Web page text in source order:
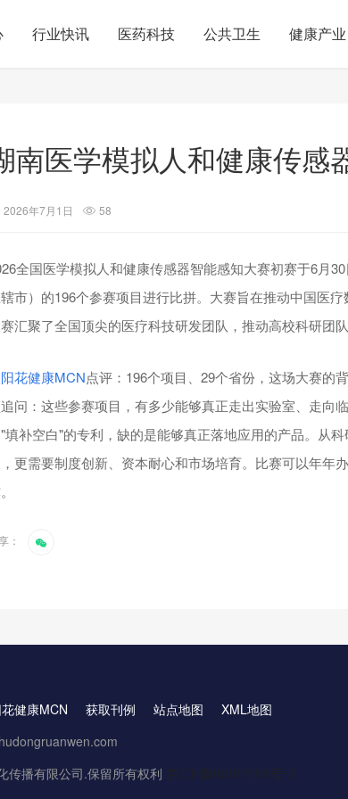
行业快讯 医药科技 公共卫生 健康产业
南医学模拟人和健康传感
2026年7月1日 58
全国医学模拟人和健康传感器智能感知大赛初赛于6月
市）的196个参赛项目进行比拼。大赛旨在推动中国医
汇聚了全国顶尖的医疗科技研发团队，推动高校科研团
花健康MCN点评：196个项目、29个省份，这场大赛的
问：这些参赛项目，有多少能够真正走出实验室、走向
填补空白"的专利，缺的是能够真正落地应用的产品。从
更需要制度创新、资本耐心和市场培育。比赛可以年年
：
健康MCN 获取刊例 站点地图
XML地图
播有限公司.保留所有权利 京ICP备16061888号-3